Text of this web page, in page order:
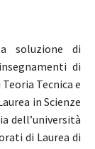
soluzione di
di
Tecnica e
in Scienze
dell’università
di Laurea di